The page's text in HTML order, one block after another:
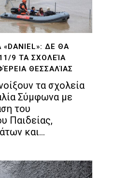
«DANIEL»: ΔΕ ΘΑ
9 ΤΑ ΣΧΟΛΕΊΑ
ΘΕΣΣΑΛΊΑΣ
τα σχολεία
Σύμφωνα με
του
Παιδείας,
και...